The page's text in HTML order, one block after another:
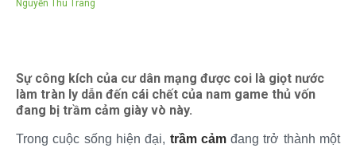
Nguyễn Thu Trang
Sự công kích của cư dân mạng được coi là giọt nước
làm tràn ly dẫn đến cái chết của nam game thủ vốn
đang bị trầm cảm giày vò này.
Trong cuộc sống hiện đại, trầm cảmđang trở thành một